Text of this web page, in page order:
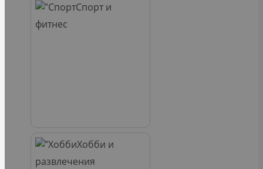
Спорт и
фитнес
Хобби и
развлечения